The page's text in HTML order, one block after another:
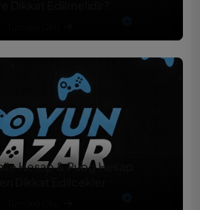
Hesap & Pubg Hesap